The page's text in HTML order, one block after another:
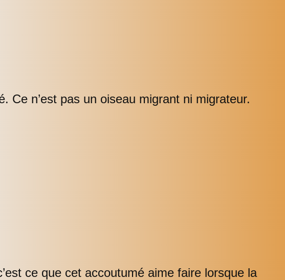
Ce n’est pas un oiseau migrant ni migrateur.
ce que cet accoutumé aime faire lorsque la